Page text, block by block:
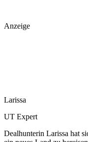
Anzeige
Larissa
UT Expert
Dealhunterin Larissa hat